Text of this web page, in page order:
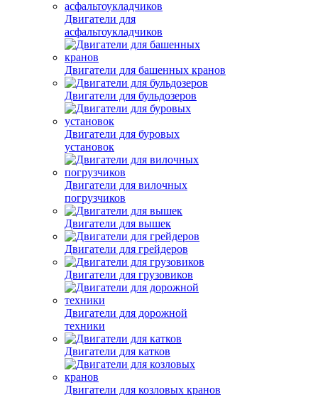
Двигатели для
асфальтоукладчиков
Двигатели для башенных кранов
Двигатели для бульдозеров
Двигатели для буровых
установок
Двигатели для вилочных
погрузчиков
Двигатели для вышек
Двигатели для грейдеров
Двигатели для грузовиков
Двигатели для дорожной
техники
Двигатели для катков
Двигатели для козловых кранов